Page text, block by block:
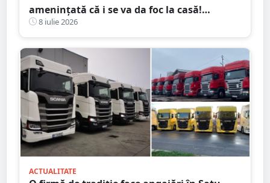
amenințată că i se va da foc la casă!
Agresorul: ”Acum începe distracția”
8 iulie 2026
ACTUALITATE